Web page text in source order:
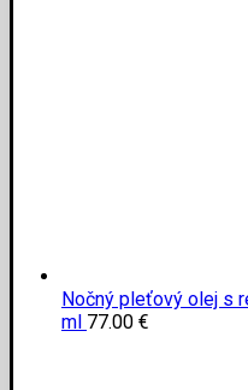
Nočný pleťový olej s
ml 77.00 €